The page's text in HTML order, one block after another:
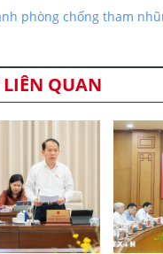
phòng chống tham
QUAN